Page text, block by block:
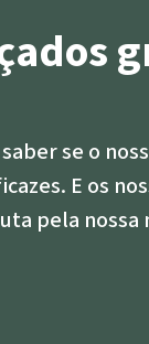
se o
E os
pela nossa